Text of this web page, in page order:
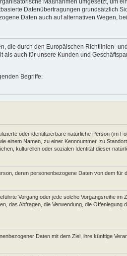
Maßnahmen umgesetzt, um
Datenübertragungen grundsätzlich
Daten auch auf alternativen Wegen,
die durch den Europäischen Richtlinien-
auch für unsere Kunden und
Begriffe:
oder identifizierbare natürliche Person (im
einem Namen, zu einer Kennnummer, zu
kulturellen oder sozialen Identität dieser
deren personenbezogene Daten von dem für
Vorgang oder jede solche Vorgangsreihe
das Abfragen, die Verwendung, die
Daten mit dem Ziel, ihre künftige